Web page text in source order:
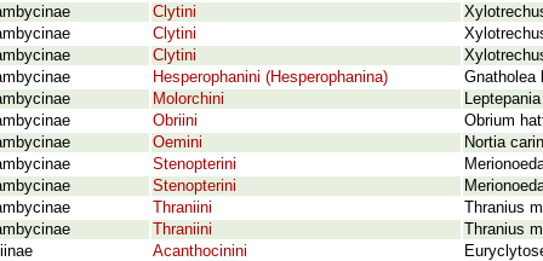
Clytini
Clytini
Clytini
Hesperophanini (Hesperophanina)
Gnatholea
Molorchini
Obriini
Obrium
Oemini
Nortia
Stenopterini
Stenopterini
Thraniini
Thranius
Thraniini
Thranius
Acanthocinini